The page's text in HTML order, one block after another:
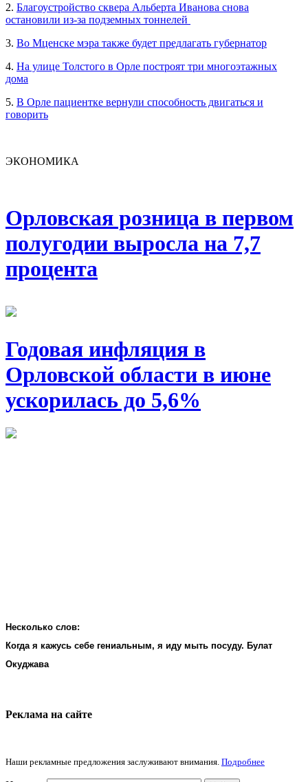
2. Благоустройство сквера Альберта Иванова снова
остановили из-за подземных тоннелей
3. Во Мценске мэра также будет предлагать губернатор
4. На улице Толстого в Орле построят три многоэтажных
дома
5. В Орле пациентке вернули способность двигаться и
говорить
ЭКОНОМИКА
Орловская розница в первом
полугодии выросла на 7,7
процента
Годовая инфляция в
Орловской области в июне
ускорилась до 5,6%
Несколько слов:
Когда я кажусь себе гениальным, я иду мыть посуду. Булат
Окуджава
Реклама на cайте
Наши рекламные предложения заслуживают внимания. Подробнее